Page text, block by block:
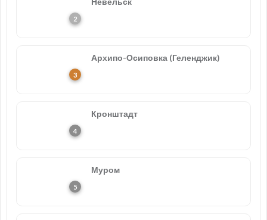
Архипо-Осиповка (Геленджик)
Кронштадт
Муром